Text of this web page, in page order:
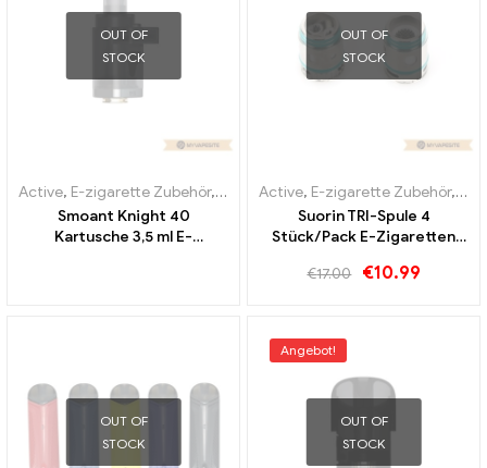
OUT OF
STOCK
Active, E-zigarette Zubehör, Verdampfer
Smoant Knight 40
Kartusche 3,5 ml E-
OUT OF
STOCK
Active, E-zigarette Zubehör,
Suorin TRI-Spule 4
Stück/Pack E-Zigaretten
€17.00 €10.99
OUT OF
STOCK
Angebot!
OUT OF
STOCK